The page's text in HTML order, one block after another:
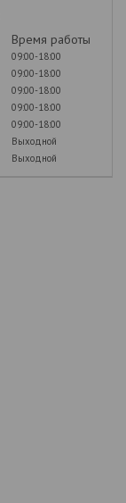
Время работы
09:00-18:00
09:00-18:00
09:00-18:00
09:00-18:00
09:00-18:00
Выходной
Выходной